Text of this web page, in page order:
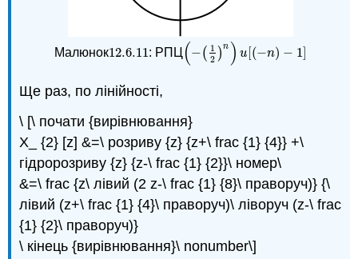
Малюнок12.6.11
12.6.11: РПЦ (−( 1
2 ) n ) u (−n) − 1
(−(1 2) n)u[ (− n)−1]
Ще раз, по лінійності,
\ [\ почати {вирівнювання}
X_ {2} [z] &=\ розриву {z} {z+\ frac {1} {4}} +\
гідророзриву {z} {z-\ frac {1} {2}}\ номер\
&=\ frac {z\ лівий (2 z-\ frac {1} {8}\ праворуч)} {\
лівий (z+\ frac {1} {4}\ праворуч)\ ліворуч (z-\ frac
{1} {2}\ праворуч)}
\ кінець {вирівнювання}\ nonumber\]